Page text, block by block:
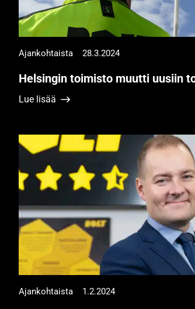
Ajankohtaista 28.3.2024
Helsingin toimisto muutti uusiin
Lue lisää
Ajankohtaista 1.2.2024